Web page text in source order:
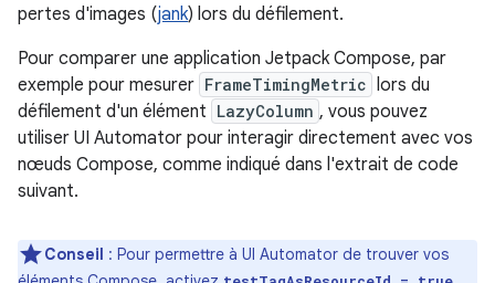
pertes d'images (jank) lors du défilement.
Pour comparer une application Jetpack Compose, par
exemple pour mesurer FrameTimingMetric
lors du
défilement d'un élément LazyColumn , vous pouvez
utiliser UI Automator pour interagir directement avec vos
nœuds Compose, comme indiqué dans l'extrait de code
suivant.
Conseil : Pour permettre à UI Automator de trouver vos